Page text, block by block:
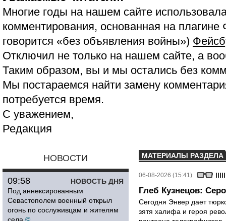
Многие годы на нашем сайте
комментирования, основанная на
говорится «без объявления войны»)
Отключил не только на нашем сайте, а
Таким образом, вы и мы остались без
Мы постараемся найти замену
потребуется время.
С уважением,
Редакция
НОВОСТИ
НОВОСТЬ ДНЯ
09:58
Под аннексированным
Севастополем военный открыл
огонь по сослуживцам и жителям
МАТЕРИАЛЫ РАЗДЕЛА
06-08-2026 (15:41)
Глеб Кузнецов:
Сегодня Энвер дает
зятя халифа и героя